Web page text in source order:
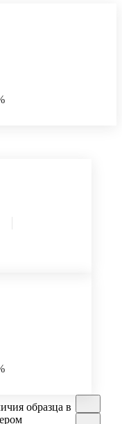
образца в